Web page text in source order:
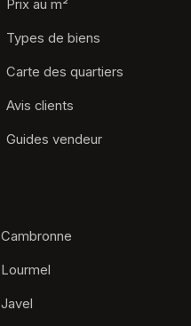
Prix au m²
Types de biens
Carte des quartiers
Avis clients
Guides vendeur
Cambronne
Lourmel
Javel